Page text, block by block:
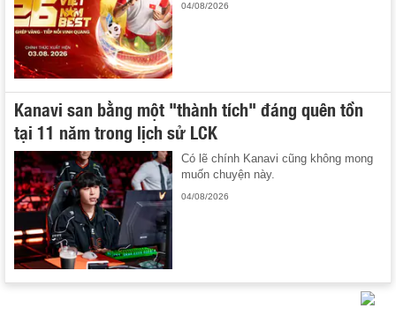
04/08/2026
Kanavi san bằng một "thành tích" đáng quên tồn
tại 11 năm trong lịch sử LCK
Có lẽ chính Kanavi cũng không mong
muốn chuyện này.
04/08/2026